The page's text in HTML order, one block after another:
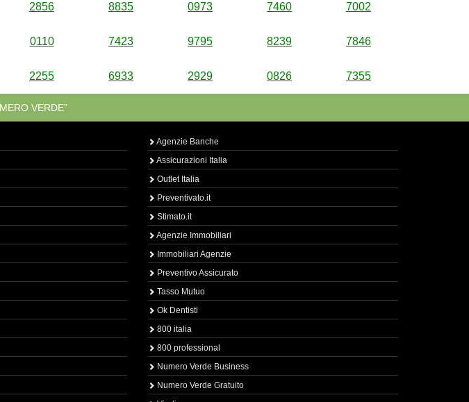
2856 8835 0973 7460 7002
0110 7423 9795 8239 7846
2255 6933 2929 0826 7355
VERDE”
Agenzie Banche
Assicurazioni Italia
Outlet Italia
Preventivato.it
Stimato.it
Agenzie Immobiliari
Immobiliari Agenzie
Preventivo Assicurato
Tasso Mutuo
Ok Dentisti
800 italia
800 professional
Numero Verde Business
Numero Verde Gratuito